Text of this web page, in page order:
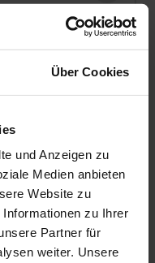
Über Cookies
und Anzeigen zu
Medien anbieten
Website zu
zu Ihrer
Partner für
weiter. Unsere